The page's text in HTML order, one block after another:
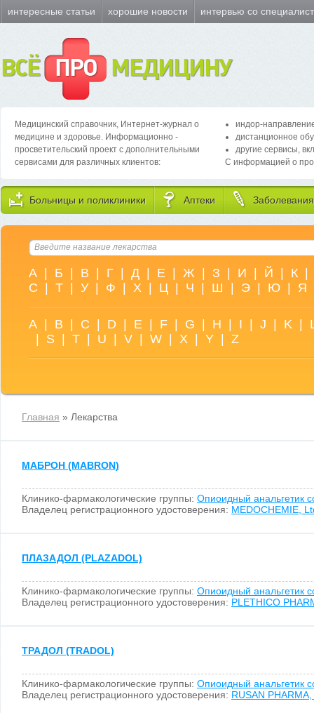
интересные статьи хорошие новости интервью со
ВСЁ ПРО МЕДИЦИНУ
Медицинский справочник, Интернет-журнал о
медицине и здоровье. Информационно -
просветительский проект с дополнительными
сервисами для различных клиентов:
индор-
дистанционное
другие сервисы,
С информацией о
Больницы и поликлиники Аптеки Заболевания
А Б В Г Д Е Ж З И Й К
С
Т У Ф Х Ц Ч Ш Э Ю Я
A B C D E F G H I J K
S T U V W X Y Z
Главная » Лекарства
МАБРОН (MABRON)
Клинико-фармакологические группы: Опиоидный анальгетик
Владелец регистрационного удостоверения: MEDOCHEMIE,
ПЛАЗАДОЛ (PLAZADOL)
Клинико-фармакологические группы: Опиоидный анальгетик
Владелец регистрационного удостоверения: PLETHICO
ТРАДОЛ (TRADOL)
Клинико-фармакологические группы: Опиоидный анальгетик
Владелец регистрационного удостоверения: RUSAN